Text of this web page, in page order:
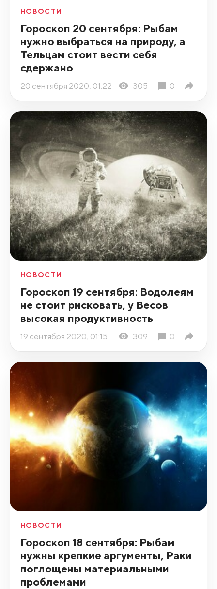
НОВОСТИ
Гороскоп 20 сентября: Рыбам
нужно выбраться на природу, а
Тельцам стоит вести себя
сдержано
20 сентября 2020, 01:22 305 0
НОВОСТИ
Гороскоп 19 сентября: Водолеям
не стоит рисковать, у Весов
высокая продуктивность
19 сентября 2020, 01:15 309 0
НОВОСТИ
Гороскоп 18 сентября: Рыбам
нужны крепкие аргументы, Раки
поглощены материальными
проблемами